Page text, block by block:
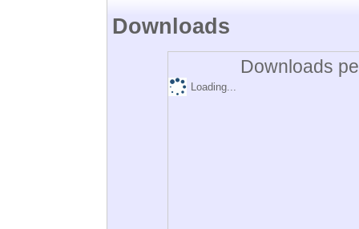
Downloads
Downloads
Loading...